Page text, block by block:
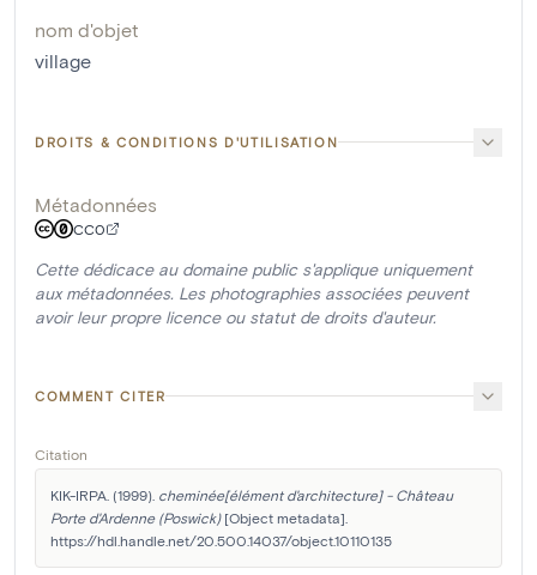
nom d'objet
village
DROITS & CONDITIONS D'UTILISATION
Métadonnées
CC0
Cette dédicace au domaine public s'applique uniquement
aux métadonnées. Les photographies associées peuvent
avoir leur propre licence ou statut de droits d'auteur.
COMMENT CITER
Citation
KIK-IRPA. (1999). cheminée[élément d'architecture] - Château
Porte d'Ardenne (Poswick) [Object metadata].
https://hdl.handle.net/20.500.14037/object.10110135